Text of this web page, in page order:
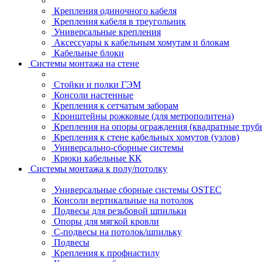
Крепления одиночного кабеля
Крепления кабеля в треугольник
Универсальные крепления
Аксессуары к кабельным хомутам и блокам
Кабельные блоки
Системы монтажа на стене
Стойки и полки ГЭМ
Консоли настенные
Крепления к сетчатым заборам
Кронштейны рожковые (для метрополитена)
Крепления на опоры ограждения (квадратные
Крепления к стене кабельных хомутов (узлов)
Универсально-сборные системы
Крюки кабельные КК
Системы монтажа к полу/потолку
Универсальные сборные системы OSTEC
Консоли вертикальные на потолок
Подвесы для резьбовой шпильки
Опоры для мягкой кровли
С-подвесы на потолок/шпильку
Подвесы
Крепления к профнастилу